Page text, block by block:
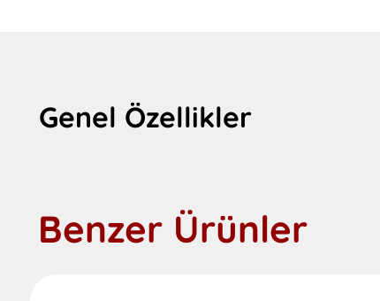
Genel Özellikler
Benzer Ürünler